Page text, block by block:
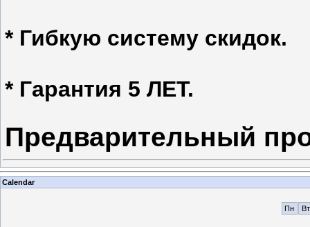
* Гибкую систему скидок.
* Гарантия 5 ЛЕТ.
Предварительный
Calendar
Пн Вт